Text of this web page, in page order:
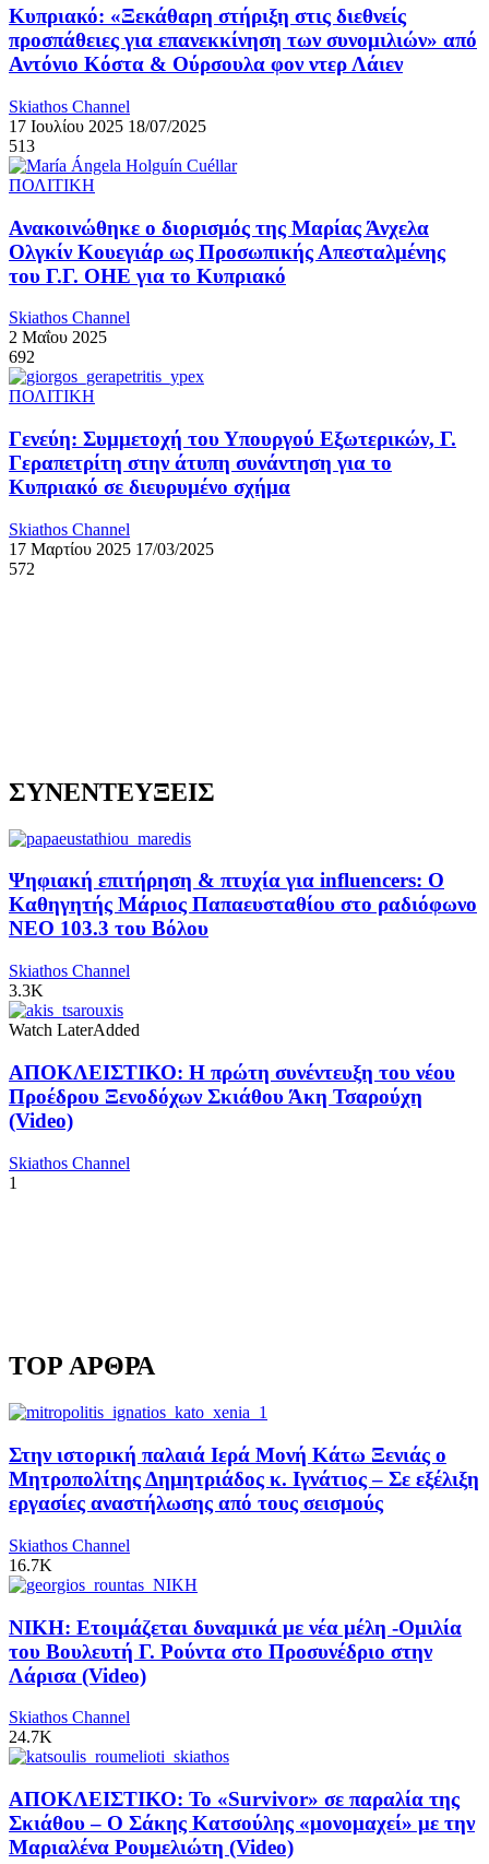
Κυπριακό: «Ξεκάθαρη στήριξη στις διεθνείς
προσπάθειες για επανεκκίνηση των συνομιλιών» από
Αντόνιο Κόστα & Ούρσουλα φον ντερ Λάιεν
Skiathos Channel
17 Ιουλίου 2025 18/07/2025
513
ΠΟΛΙΤΙΚΗ
Ανακοινώθηκε ο διορισμός της Μαρίας Άνχελα
Ολγκίν Κουεγιάρ ως Προσωπικής Απεσταλμένης
του Γ.Γ. ΟΗΕ για το Κυπριακό
Skiathos Channel
2 Μαΐου 2025
692
ΠΟΛΙΤΙΚΗ
Γενεύη: Συμμετοχή του Υπουργού Εξωτερικών, Γ.
Γεραπετρίτη στην άτυπη συνάντηση για το
Κυπριακό σε διευρυμένο σχήμα
Skiathos Channel
17 Μαρτίου 2025 17/03/2025
572
ΣΥΝΕΝΤΕΥΞΕΙΣ
Ψηφιακή επιτήρηση & πτυχία για influencers: Ο
Καθηγητής Μάριος Παπαευσταθίου στο ραδιόφωνο
NEO 103.3 του Βόλου
Skiathos Channel
3.3K
Watch LaterAdded
ΑΠΟΚΛΕΙΣΤΙΚΟ: Η πρώτη συνέντευξη του νέου
Προέδρου Ξενοδόχων Σκιάθου Άκη Τσαρούχη
(Video)
Skiathos Channel
1
TOP ΑΡΘΡΑ
Στην ιστορική παλαιά Ιερά Μονή Κάτω Ξενιάς ο
Μητροπολίτης Δημητριάδος κ. Ιγνάτιος – Σε εξέλιξη
εργασίες αναστήλωσης από τους σεισμούς
Skiathos Channel
16.7K
ΝΙΚΗ: Ετοιμάζεται δυναμικά με νέα μέλη -Ομιλία
του Βουλευτή Γ. Ρούντα στο Προσυνέδριο στην
Λάρισα (Video)
Skiathos Channel
24.7K
ΑΠΟΚΛΕΙΣΤΙΚΟ: Το «Survivor» σε παραλία της
Σκιάθου – Ο Σάκης Κατσούλης «μονομαχεί» με την
Μαριαλένα Ρουμελιώτη (Video)